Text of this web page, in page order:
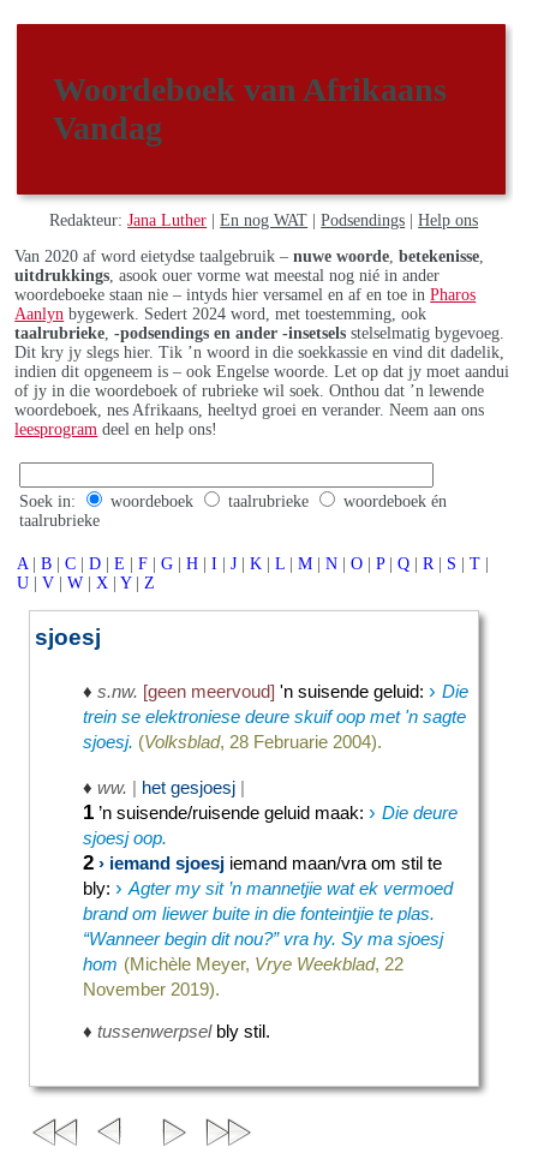
Woordeboek van Afrikaans
Vandag
Redakteur:Jana Luther |En nog WAT |Podsendings |Help ons
Van 2020 af word eietydse taalgebruik –nuwe woorde ,betekenisse
uitdrukkings , asook ouer vorme wat meestal nog nié in ander
woordeboeke staan nie – intyds hier versamel en af en toe inPharos
Aanlyn bygewerk. Sedert 2024 word, met toestemming, ook
taalrubrieke ,-podsendings en ander -insetsels stelselmatig bygevoeg.
Dit kry jy slegs hier. Tik ’n woord in die soekkassie en vind dit dadelik,
indien dit opgeneem is – ook Engelse woorde. Let op dat jy moet aandui
of jy in die woordeboek of rubrieke wil soek. Onthou dat ’n lewende
woordeboek, nes Afrikaans, heeltyd groei en verander. Neem aan ons
leesprogram deel en help ons!
Soek in: woordeboek taalrubrieke
woordeboek én
taalrubrieke
A | B | C | D | E | F | G | H | I | J | K | L | M | N | O | P | Q | R | S | T |
U | V | W | X | Y | Z
sjoesj
♦s.nw. [geen meervoud] 'n suisende geluid:› Die
trein se elektroniese deure skuif oop met 'n sagte
sjoesj. (Volksblad, 28 Februarie 2004).
♦ww. het gesjoesj
1 ’n suisende/ruisende geluid maak:› Die deure
sjoesj oop.
2 › iemand sjoesj iemand maan/vra om stil te
bly:› Agter my sit ’n mannetjie wat ek vermoed
brand om liewer buite in die fonteintjie te plas.
“Wanneer begin dit nou?” vra hy. Sy ma sjoesj
hom (Michèle Meyer, Vrye Weekblad, 22
November 2019).
♦tussenwerpsel bly stil.